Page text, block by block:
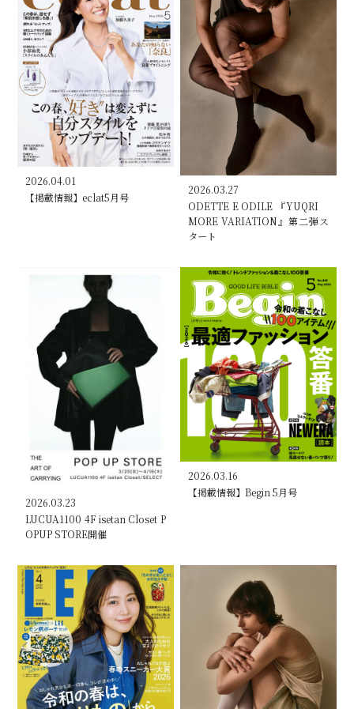
2026.04.01
【掲載情報】eclat5月号
2026.03.27
ODETTE E ODILE 『YUQRI
MORE VARIATION』第二弾ス
タート
2026.03.23
LUCUA1100 4F isetan Closet P
OPUP STORE開催
2026.03.16
【掲載情報】Begin 5月号